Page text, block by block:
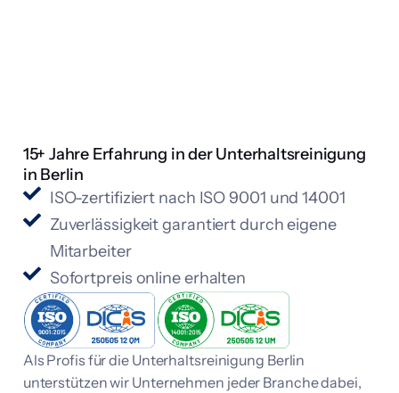
Als Profis für die Unterhaltsreinigung Berlin
unterstützen wir Unternehmen jeder Branche dabei,
15+ Jahre Erfahrung in der Unterhaltsreinigung
in Berlin
ISO-zertifiziert nach ISO 9001 und 14001
Zuverlässigkeit garantiert durch eigene
Mitarbeiter
Sofortpreis online erhalten